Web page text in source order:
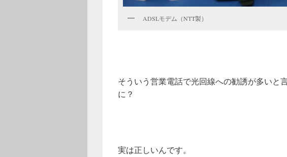
ADSLモデム（NTT製）
そういう営業電話で光回線への勧誘が多いと
に？
実は正しいんです。